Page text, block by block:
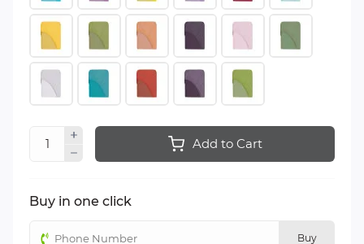
Add to Cart
Buy in one click
Buy